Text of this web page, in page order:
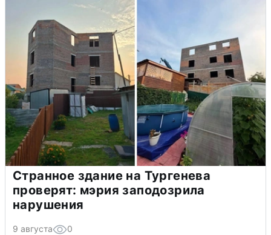
Странное здание на Тургенева
проверят: мэрия заподозрила
нарушения
9 августа 0